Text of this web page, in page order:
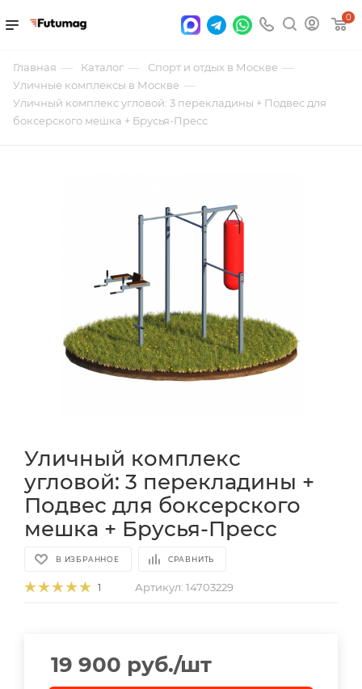
0
Главная — Каталог — Спорт и отдых в Москве —
Уличные комплексы в Москве —
Уличный комплекс угловой: 3 перекладины + Подвес для
боксерского мешка + Брусья-Пресс
Уличный комплекс
угловой: 3 перекладины +
Подвес для боксерского
мешка + Брусья-Пресс
В ИЗБРАННОЕ СРАВНИТЬ
1 Артикул: 14703229
19 900 руб./шт